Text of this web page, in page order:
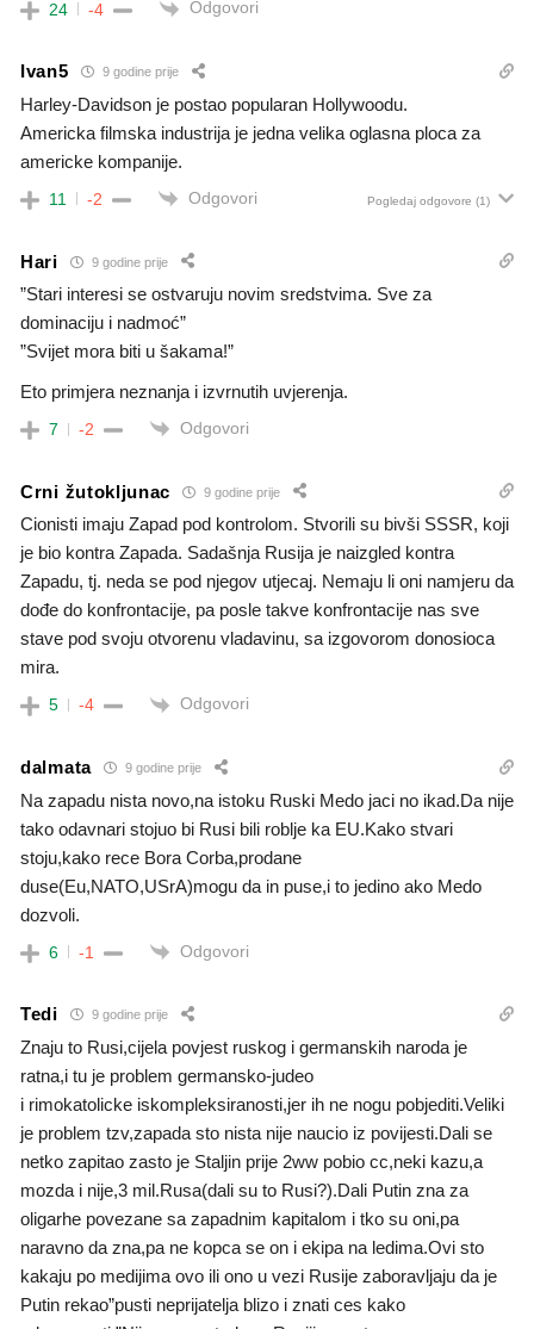
24 -4 Odgovori
Ivan5 9 godine prije
Harley-Davidson je postao popularan Hollywoodu.
Americka filmska industrija je jedna velika oglasna ploca za
americke kompanije.
11 -2 Odgovori Pogledaj odgovore (1)
Hari 9 godine prije
”Stari interesi se ostvaruju novim sredstvima. Sve za
dominaciju i nadmoć”
”Svijet mora biti u šakama!”
Eto primjera neznanja i izvrnutih uvjerenja.
7 -2 Odgovori
Crni žutokljunac 9 godine prije
Cionisti imaju Zapad pod kontrolom. Stvorili su bivši SSSR, koji
je bio kontra Zapada. Sadašnja Rusija je naizgled kontra
Zapadu, tj. neda se pod njegov utjecaj. Nemaju li oni namjeru da
dođe do konfrontacije, pa posle takve konfrontacije nas sve
stave pod svoju otvorenu vladavinu, sa izgovorom donosioca
mira.
5 -4 Odgovori
dalmata 9 godine prije
Na zapadu nista novo,na istoku Ruski Medo jaci no ikad.Da nije
tako odavnari stojuo bi Rusi bili roblje ka EU.Kako stvari
stoju,kako rece Bora Corba,prodane
duse(Eu,NATO,USrA)mogu da in puse,i to jedino ako Medo
dozvoli.
6 -1 Odgovori
Tedi 9 godine prije
Znaju to Rusi,cijela povjest ruskog i germanskih naroda je
ratna,i tu je problem germansko-judeo
i rimokatolicke iskompleksiranosti,jer ih ne nogu pobjediti.Veliki
je problem tzv,zapada sto nista nije naucio iz povijesti.Dali se
netko zapitao zasto je Staljin prije 2ww pobio cc,neki kazu,a
mozda i nije,3 mil.Rusa(dali su to Rusi?).Dali Putin zna za
oligarhe povezane sa zapadnim kapitalom i tko su oni,pa
naravno da zna,pa ne kopca se on i ekipa na ledima.Ovi sto
kakaju po medijima ovo ili ono u vezi Rusije zaboravljaju da je
Putin rekao”pusti neprijatelja blizo i znati ces kako